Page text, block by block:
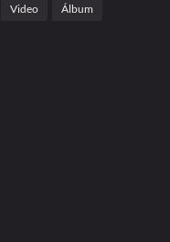
Video Álbum